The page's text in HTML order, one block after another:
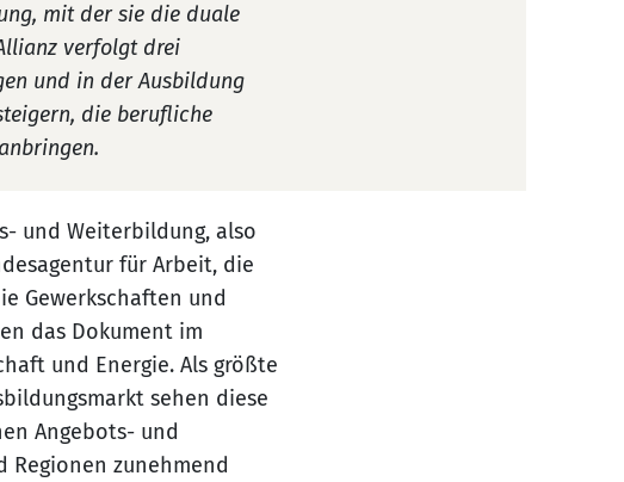
mit der sie die duale
verfolgt drei
und in der Ausbildung
die berufliche
und Weiterbildung, also
für Arbeit, die
Gewerkschaften und
das Dokument im
und Energie. Als größte
sehen diese
Angebots- und
Regionen zunehmend